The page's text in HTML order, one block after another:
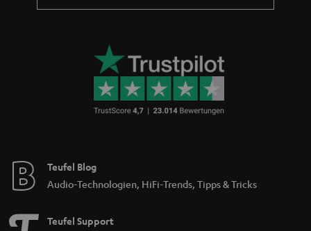
Teufel Blog
Audio-Technologien, HiFi-Trends, Tipps & Tricks
Teufel Support